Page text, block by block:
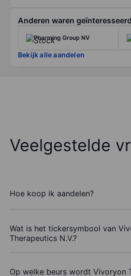
Anderen waren
Pharming Group NV
Bekijk alle aandelen
Veelgestelde
Hoe koop ik aandelen?
Wat is het tickersymbool van
Therapeutics N.V.?
Op welke beurs wordt Vivoryon